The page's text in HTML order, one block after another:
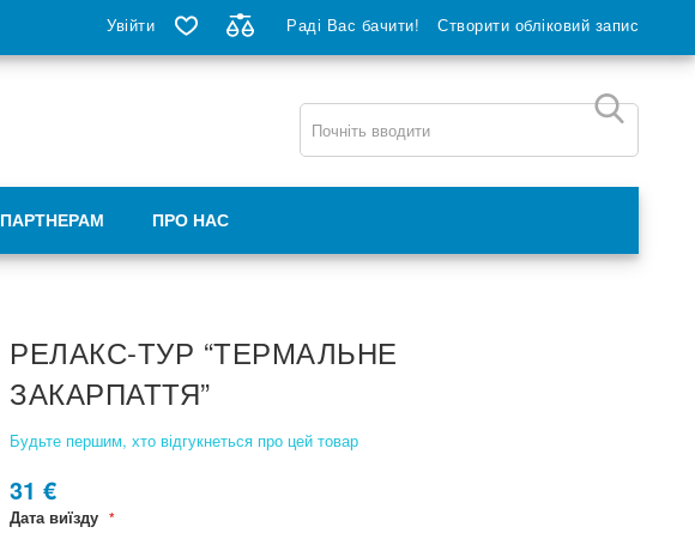
Увійти Раді Вас бачити! Створити обліковий запис
ПАРТНЕРАМ ПРО НАС
РЕЛАКС-ТУР “ТЕРМАЛЬНЕ
ЗАКАРПАТТЯ”
Будьте першим, хто відгукнеться про цей товар
31 €
Дата виїзду